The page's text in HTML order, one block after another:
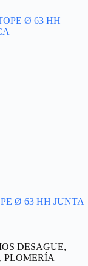
Ø 63 HH JUNTA
DESAGUE,
, PLOMERÍA